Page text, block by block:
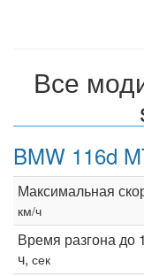
Все
BMW 116d
Максимальная
км/ч
Время разгона до
ч, сек